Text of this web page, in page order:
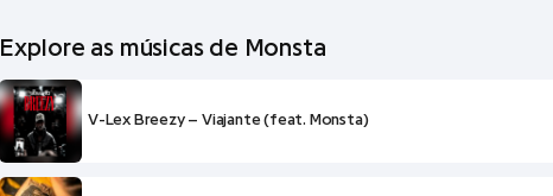
Explore as músicas de Monsta
V-Lex Breezy – Viajante (feat. Monsta)